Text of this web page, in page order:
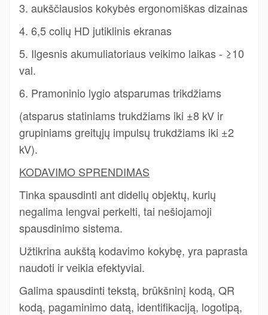
3. aukščiausios kokybės ergonomiškas dizainas
4. 6,5 colių HD jutiklinis ekranas
5. Ilgesnis akumuliatoriaus veikimo laikas - ≥10
val.
6. Pramoninio lygio atsparumas trikdžiams
(atsparus statiniams trukdžiams iki ±8 kV ir
grupiniams greitųjų impulsų trukdžiams iki ±2
kV).
KODAVIMO SPRENDIMAS
Tinka spausdinti ant didelių objektų, kurių
negalima lengvai perkelti, tai nešiojamoji
spausdinimo sistema.
Užtikrina aukštą kodavimo kokybę, yra paprasta
naudoti ir veikia efektyviai.
Galima spausdinti tekstą, brūkšninį kodą, QR
kodą, pagaminimo datą, identifikaciją, logotipą,